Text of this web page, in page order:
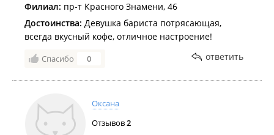
Филиал: пр-т Красного Знамени, 46
Достоинства: Девушка бариста потрясающая,
всегда вкусный кофе, отличное настроение!
Спасибо 0 ответить
Оксана
Отзывов2